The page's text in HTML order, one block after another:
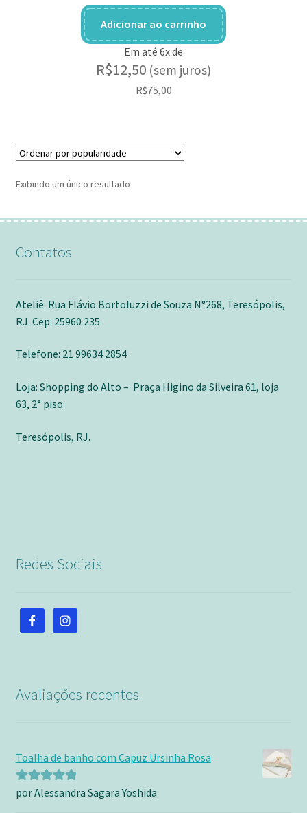
Adicionar ao carrinho
Em até 6x de
R$12,50 (sem juros)
R$75,00
Exibindo um único resultado
Contatos
Ateliê: Rua Flávio Bortoluzzi de Souza N°268, Teresópolis,
RJ. Cep: 25960 235
Telefone: 21 99634 2854
Loja: Shopping do Alto – Praça Higino da Silveira 61, loja
63, 2° piso
Teresópolis, RJ.
Redes Sociais
Avaliações recentes
Toalha de banho com Capuz Ursinha Rosa
Avaliação5
por Alessandra Sagara Yoshida